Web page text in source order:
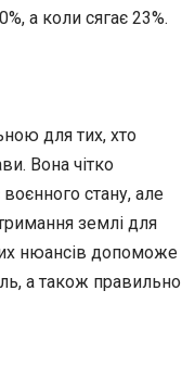
а коли сягає 23%.
для тих, хто
Вона чітко
стану, але
землі для
нюансів допоможе
а також правильно